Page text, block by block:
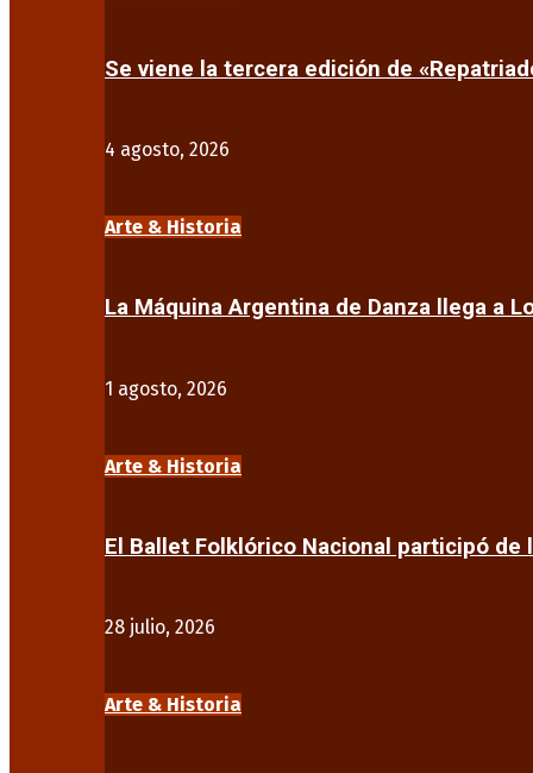
Se viene la tercera edición de
4 agosto, 2026
Arte & Historia
La Máquina Argentina de Danza llega a
1 agosto, 2026
Arte & Historia
El Ballet Folklórico Nacional participó de
28 julio, 2026
Arte & Historia